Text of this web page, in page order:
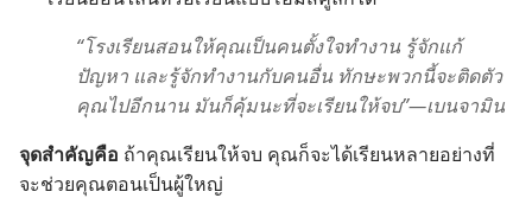
“โรง​เรียน​สอน​ให้​คุณ​เป็น​คน​ตั้งใจ​ทำ​งาน รู้​จัก​แก้​
ปัญหา และ​รู้​จัก​ทำ​งาน​กับ​คน​อื่น ทักษะ​พวก​นี้​จะ​ติด​ตัว​
คุณ​ไป​อีก​นาน มัน​ก็​คุ้ม​นะ​ที่​จะ​เรียน​ให้​จบ”—เบนจามิน
จุด​สำคัญ​คือ ถ้า​คุณ​เรียน​ให้​จบ คุณ​ก็​จะ​ได้​เรียน​หลาย​อย่าง​ที่​
จะ​ช่วย​คุณ​ตอน​เป็น​ผู้​ใหญ่